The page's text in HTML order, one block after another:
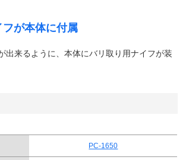
が本体に付属
出来るように、本体にバリ取り用ナイフが装
PC-1650